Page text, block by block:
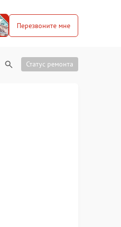
Перезвоните мне
Статус ремонта